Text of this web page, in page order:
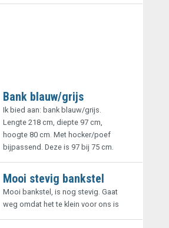
Bank blauw/grijs
Ik bied aan: bank blauw/grijs.
Lengte 218 cm, diepte 97 cm,
hoogte 80 cm. Met hocker/poef
bijpassend. Deze is 97 bij 75 cm.
Mooi stevig bankstel
Mooi bankstel, is nog stevig. Gaat
weg omdat het te klein voor ons is